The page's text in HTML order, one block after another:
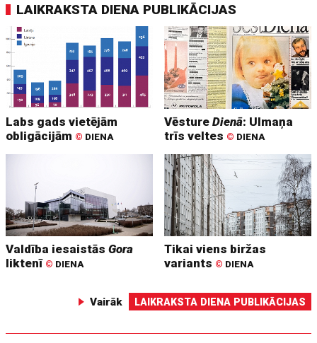
LAIKRAKSTA DIENA PUBLIKĀCIJAS
Labs gads vietējām
obligācijām © DIENA
VēstureDienā: Ulmaņa
trīs veltes © DIENA
Valdība iesaistāsGora
liktenī © DIENA
Tikai viens biržas
variants © DIENA
Vairāk LAIKRAKSTA DIENA PUBLIKĀCIJAS